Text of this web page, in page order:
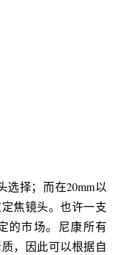
选择；而在20mm以
焦镜头。也许一支
的市场。尼康所有
，因此可以根据自